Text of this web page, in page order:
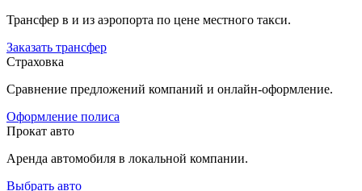
Трансфер в и из аэропорта по цене местного такси.
Заказать трансфер
Страховка
Сравнение предложений компаний и онлайн-оформление.
Оформление полиса
Прокат авто
Аренда автомобиля в локальной компании.
Выбрать авто